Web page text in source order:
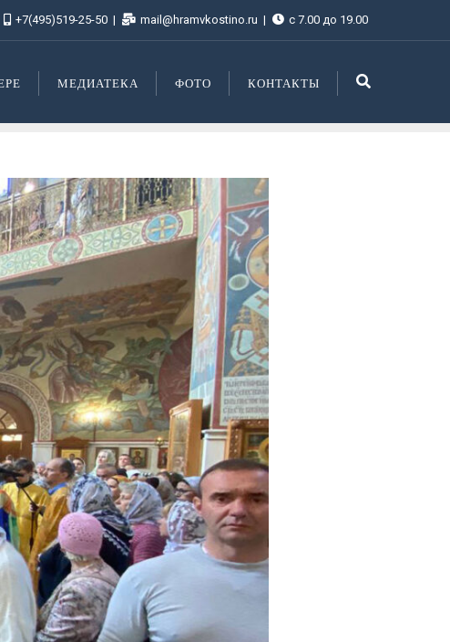
+7(495)519-25-50 mail@hramvkostino.ru с 7.00 до 19.00
МЕДИАТЕКА ФОТО КОНТАКТЫ